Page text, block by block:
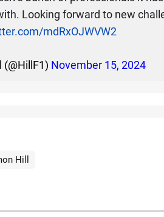
Looking forward to new
mdRxOJWVW2
November 15, 2024
Hill